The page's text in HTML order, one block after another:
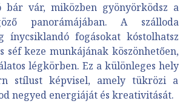
vár, miközben gyönyörködsz a
panorámájában. A szálloda
ínycsiklandó fogásokat kóstolhatsz
séf keze munkájának köszönhetően,
légkörben. Ez a különleges hely
stílust képvisel, amely tükrözi a
negyed energiáját és kreativitását.